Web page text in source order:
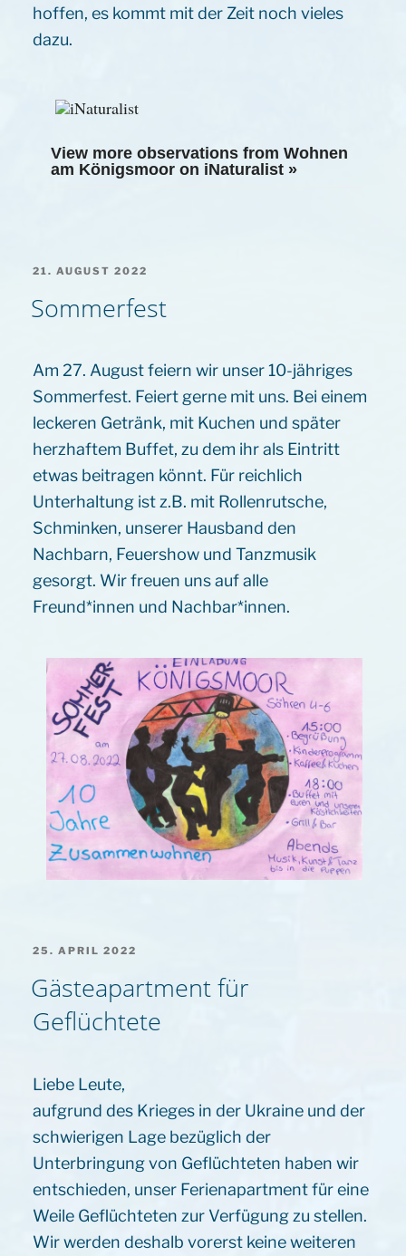
hoffen, es kommt mit der Zeit noch vieles
dazu.
View more observations from Wohnen
am Königsmoor on iNaturalist »
VERÖFFENTLICHT
21. AUGUST 2022
Sommerfest
Am 27. August feiern wir unser 10-jähriges
Sommerfest. Feiert gerne mit uns. Bei einem
leckeren Getränk, mit Kuchen und später
herzhaftem Buffet, zu dem ihr als Eintritt
etwas beitragen könnt. Für reichlich
Unterhaltung ist z.B. mit Rollenrutsche,
Schminken, unserer Hausband den
Nachbarn, Feuershow und Tanzmusik
gesorgt. Wir freuen uns auf alle
Freund*innen und Nachbar*innen.
VERÖFFENTLICHT
25. APRIL 2022
Gästeapartment für
Geflüchtete
Liebe Leute,
aufgrund des Krieges in der Ukraine und der
schwierigen Lage bezüglich der
Unterbringung von Geflüchteten haben wir
entschieden, unser Ferienapartment für eine
Weile Geflüchteten zur Verfügung zu stellen.
Wir werden deshalb vorerst keine weiteren